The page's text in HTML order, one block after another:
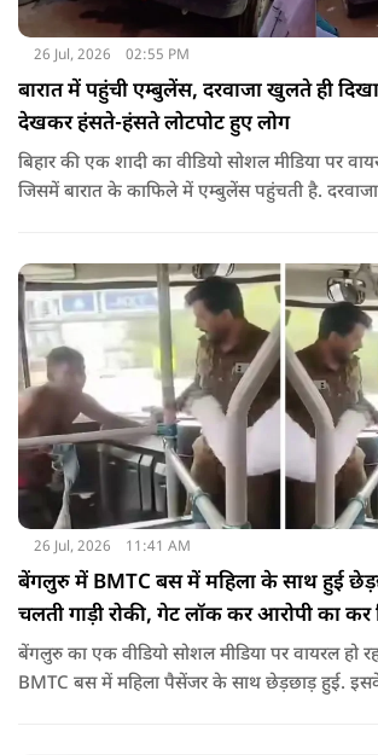
26 Jul, 2026 02:55 PM
बारात में पहुंची एम्बुलेंस, दरवाजा खुलते ही
देखकर हंसते-हंसते लोटपोट हुए लोग
बिहार की एक शादी का वीडियो सोशल मीडिया पर
जिसमें बारात के काफिले में एम्बुलेंस पहुंचती है.
26 Jul, 2026 11:41 AM
बेंगलुरु में BMTC बस में महिला के साथ हुई
चलती गाड़ी रोकी, गेट लॉक कर आरोपी का कर
बेंगलुरु का एक वीडियो सोशल मीडिया पर वायरल हो
BMTC बस में महिला पैसेंजर के साथ छेड़छाड़ हुई. इसके